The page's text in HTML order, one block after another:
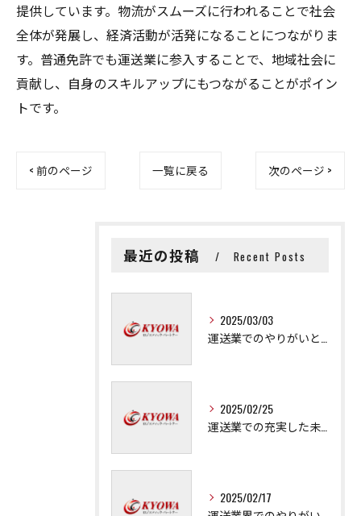
提供しています。物流がスムーズに行われることで社会
全体が発展し、経済活動が活発になることにつながりま
す。普通免許でも運送業に参入することで、地域社会に
貢献し、自身のスキルアップにもつながることがポイン
トです。
< 前のページ 一覧に戻る 次のページ >
最近の投稿 Recent Posts
2025/03/03
2025/02/25
2025/02/17